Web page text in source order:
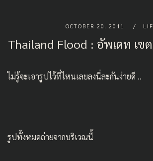
OCTOBER 20, 2011
Thailand Flood : อัพเดท เข
ไม่รู้จะเอารูปไว้ที่ไหนเลยลงนี่ละกันง่ายดี ..
รูปทั้งหมดถ่ายจากบริเวณนี้